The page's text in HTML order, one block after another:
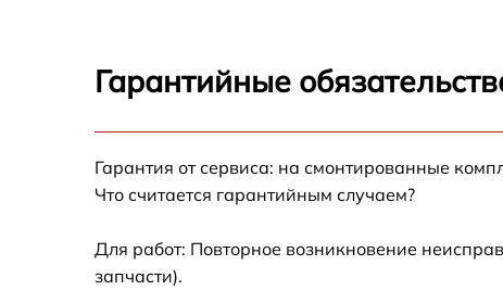
Замена УБЛ Korting KWD 60F14106
KWD 60F14106
Замена сливного шланга Korting KWD
Гарантийные
Гарантия от сервиса: на смонтированные
Что считается гарантийным случаем?
Для работ: Повторное возникновение
запчасти).